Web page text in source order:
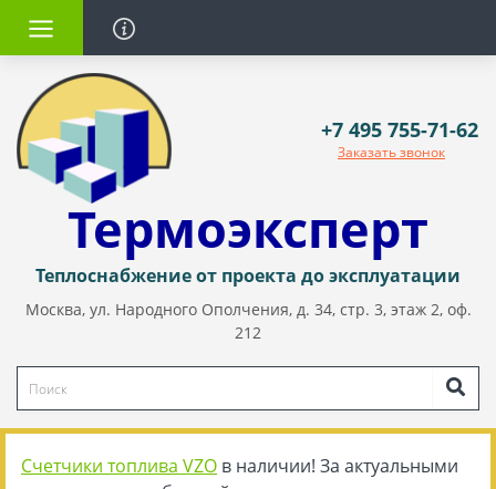
Термоэксперт
Теплоснабжение от проекта до эксплуатации
Москва, ул. Народного Ополчения, д. 34, стр. 3, этаж 2, оф.
212
+7 495 755-71-62
Заказать звонок
Счетчики топлива VZO в наличии! За актуальными